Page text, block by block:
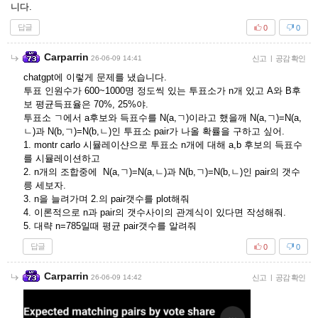
니다.
답글 0
0
Carparrin 26-06-09 14:41 신고 | 공감 확인
chatgpt에 이렇게 문제를 냈습니다.
투표 인원수가 600~1000명 정도씩 있는 투표소가 n개 있고 A와 B후
보 평균득표율은 70%, 25%야.
투표소 ㄱ에서 a후보와 득표수를 N(a,ㄱ)이라고 했을깨 N(a,ㄱ)=N(a,
ㄴ)과 N(b,ㄱ)=N(b,ㄴ)인 투표소 pair가 나올 확률을 구하고 싶어.
1. montr carlo 시뮬레이샨으로 투표소 n개에 대해 a,b 후보의 득표수
를 시뮬레이션하고
2. n개의 조합중에 N(a,ㄱ)=N(a,ㄴ)과 N(b,ㄱ)=N(b,ㄴ)인 pair의 갯수
릉 세보자.
3. n을 늘려가며 2.의 pair갯수를 plot해줘
4. 이론적으로 n과 pair의 갯수사이의 관계식이 있다면 작성해줘.
5. 대략 n=785일때 평균 pair갯수를 알려줘
답글 0
0
Carparrin 26-06-09 14:42 신고 | 공감 확인